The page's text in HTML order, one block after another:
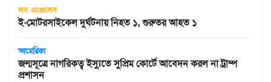
লস এঞ্জেলেস
ই-মোটরসাইকেল দুর্ঘটনায় নিহত ১, গুরুতর আহত ১
আমেরিকা
জন্মসূত্রে নাগরিকত্ব ইস্যুতে সুপ্রিম কোর্টে আবেদন করল না ট্রাম্প
প্রশাসন